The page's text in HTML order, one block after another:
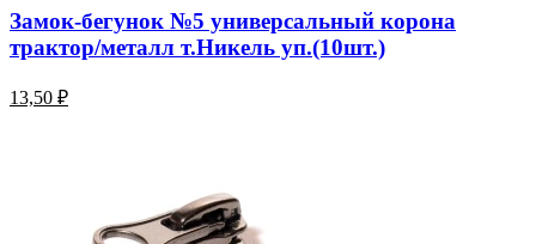
Замок-бегунок №5 универсальный корона
трактор/металл т.Никель уп.(10шт.)
13,50 ₽